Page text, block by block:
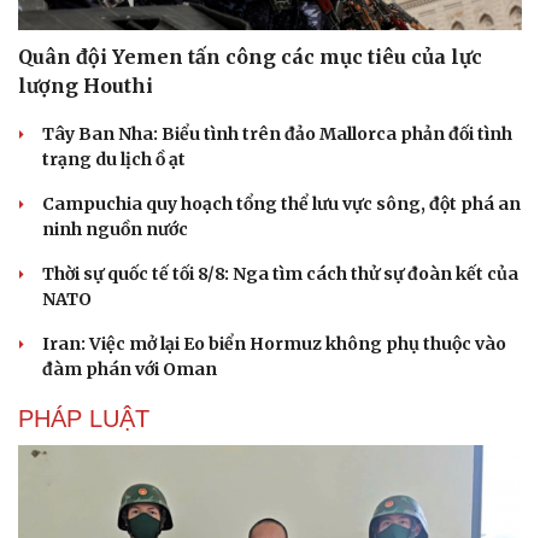
Quân đội Yemen tấn công các mục tiêu của lực
lượng Houthi
Tây Ban Nha: Biểu tình trên đảo Mallorca phản đối tình
trạng du lịch ồ ạt
Campuchia quy hoạch tổng thể lưu vực sông, đột phá an
ninh nguồn nước
Thời sự quốc tế tối 8/8: Nga tìm cách thử sự đoàn kết của
NATO
Iran: Việc mở lại Eo biển Hormuz không phụ thuộc vào
đàm phán với Oman
PHÁP LUẬT